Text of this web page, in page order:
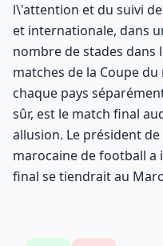
l\'attention et du suivi
et internationale, dans
nombre de stades dans
matches de la Coupe
chaque pays
sûr, est le match final
allusion. Le président
marocaine de football a
final se tiendrait au